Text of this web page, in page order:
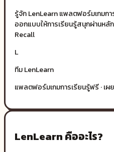
รู้จัก LenLearn แพลตฟอร์มเกมก
ออกแบบให้การเรียนรู้สนุกผ่านหลั
Recall
L
ทีม LenLearn
แพลตฟอร์มเกมการเรียนรู้ฟรี · เ
LenLearn คืออะไร?